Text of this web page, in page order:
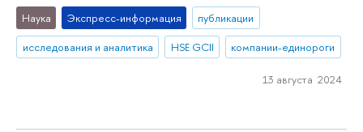
Наука Экспресс-информация
публикации
исследования и аналитика
HSE GCII компании-единороги
13 августа 2024